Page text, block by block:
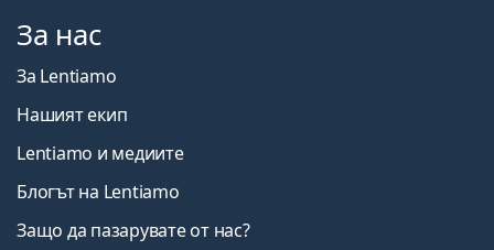
За нас
За Lentiamo
Нашият екип
Lentiamo и медиите
Блогът на Lentiamo
Защо да пазарувате от нас?